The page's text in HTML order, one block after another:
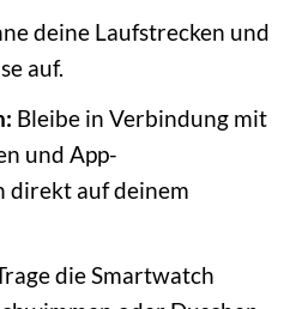
deine Laufstrecken und
auf.
Bleibe in Verbindung mit
und App-
direkt auf deinem
die Smartwatch